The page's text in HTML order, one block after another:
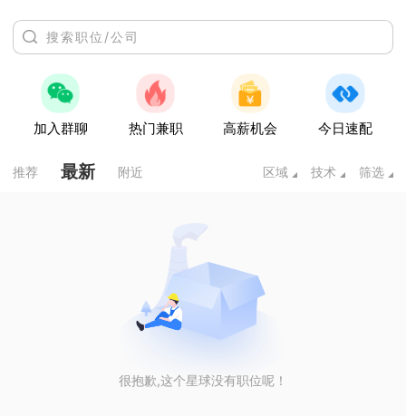
加入群聊 热门兼职 高薪机会 今日速配
推荐 最新 附近 区域 技术 筛选
很抱歉,这个星球没有职位呢！